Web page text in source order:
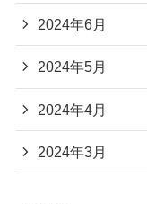
2024年6月
2024年5月
2024年4月
2024年3月